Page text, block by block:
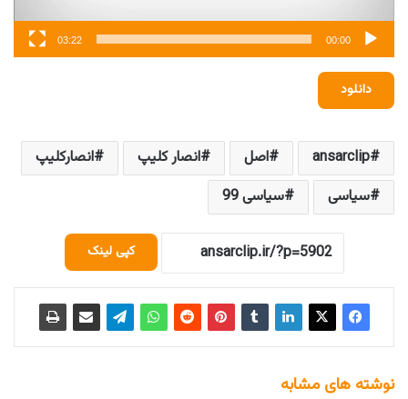
00:00
03:22
دانلود
ansarclip اصل انصار کلیپ
انصارکلیپ
سیاسی
سیاسی 99
کپی لینک
نوشته های مشابه